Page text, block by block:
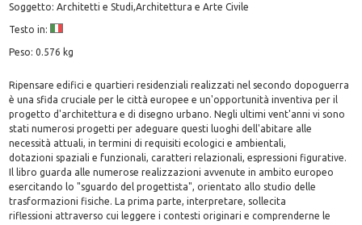
Soggetto: Architetti e Studi,Architettura e Arte Civile
Testo in:
Peso: 0.576 kg
Ripensare edifici e quartieri residenziali realizzati nel secondo dopoguerra
è una sfida cruciale per le città europee e un'opportunità inventiva per il
progetto d'architettura e di disegno urbano. Negli ultimi vent'anni vi sono
stati numerosi progetti per adeguare questi luoghi dell'abitare alle
necessità attuali, in termini di requisiti ecologici e ambientali,
dotazioni spaziali e funzionali, caratteri relazionali, espressioni figurative.
Il libro guarda alle numerose realizzazioni avvenute in ambito europeo
esercitando lo "sguardo del progettista", orientato allo studio delle
trasformazioni fisiche. La prima parte, interpretare, sollecita
riflessioni attraverso cui leggere i contesti originari e comprenderne le